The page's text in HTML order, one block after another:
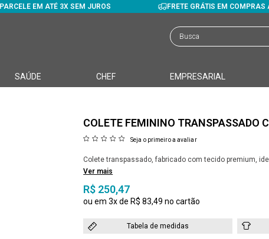
PARCELE EM ATÉ 3X SEM JUROS FRETE GRÁTIS EM
SAÚDE CHEF EMPRESARIAL
COLETE FEMININO TRANSPASSADO
Seja o primeiro a avaliar
Colete transpassado, fabricado com tecido premium,
Ver mais
R$ 250,47
3x R$ 83,49
Tabela de medidas